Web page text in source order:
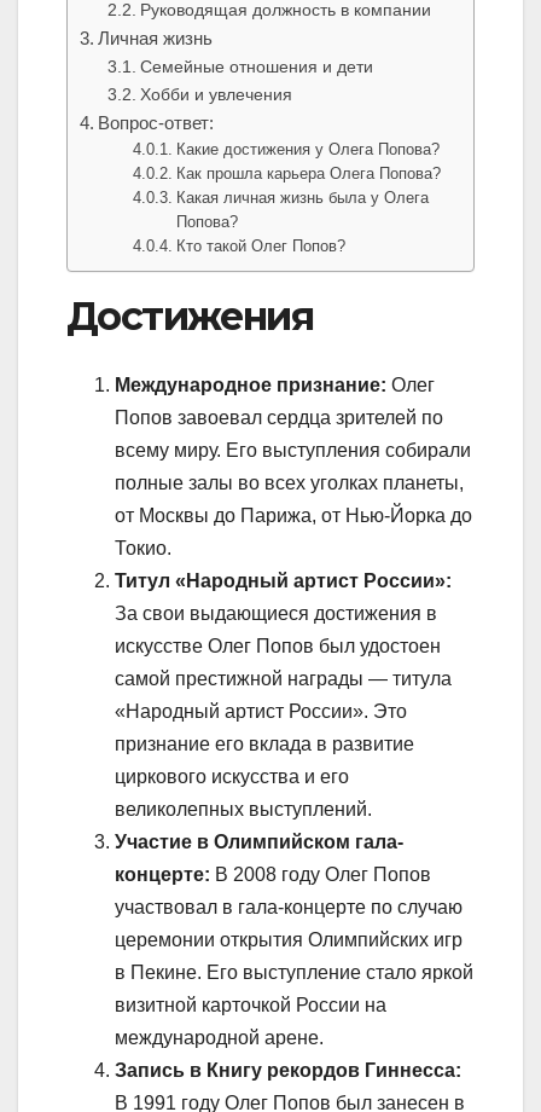
Руководящая должность в компании
Личная жизнь
Семейные отношения и дети
Хобби и увлечения
Вопрос-ответ:
Какие достижения у Олега Попова?
Как прошла карьера Олега Попова?
Какая личная жизнь была у Олега
Попова?
Кто такой Олег Попов?
Достижения
Международное признание: Олег
Попов завоевал сердца зрителей по
всему миру. Его выступления собирали
полные залы во всех уголках планеты,
от Москвы до Парижа, от Нью-Йорка до
Токио.
Титул «Народный артист России»:
За свои выдающиеся достижения в
искусстве Олег Попов был удостоен
самой престижной награды — титула
«Народный артист России». Это
признание его вклада в развитие
циркового искусства и его
великолепных выступлений.
Участие в Олимпийском гала-
концерте: В 2008 году Олег Попов
участвовал в гала-концерте по случаю
церемонии открытия Олимпийских игр
в Пекине. Его выступление стало яркой
визитной карточкой России на
международной арене.
Запись в Книгу рекордов Гиннесса:
В 1991 году Олег Попов был занесен в